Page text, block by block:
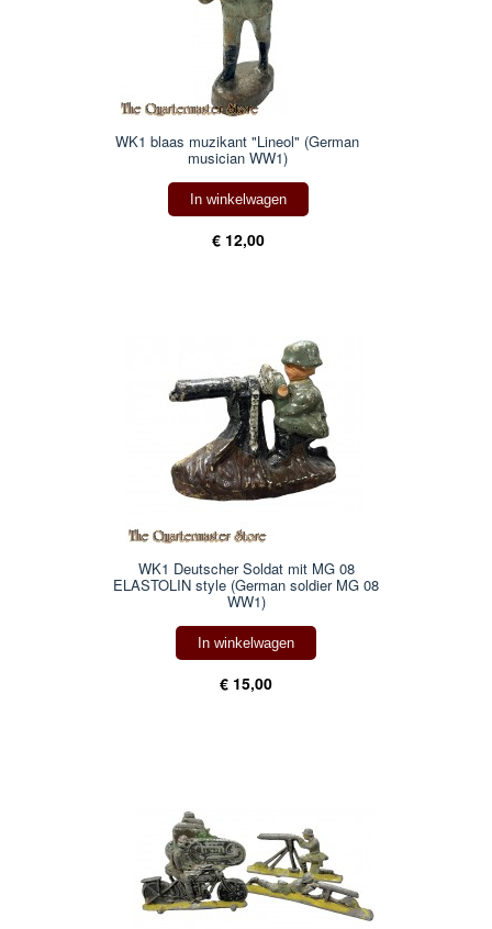
WK1 blaas muzikant "Lineol" (German
musician WW1)
In winkelwagen
€ 12,00
WK1 Deutscher Soldat mit MG 08
ELASTOLIN style (German soldier MG 08
WW1)
In winkelwagen
€ 15,00